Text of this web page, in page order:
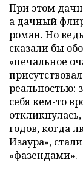
При этом
а дачный
роман. Но
сказали бы
«печальное
реальностью:
себя кем-то
годов, когда
Изаура»,
«фазендами».